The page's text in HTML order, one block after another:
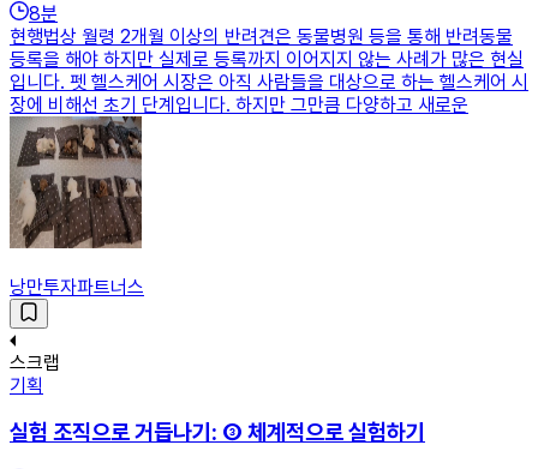
8분
현행법상 월령 2개월 이상의 반려견은 동물병원 등을 통해 반려동물
등록을 해야 하지만 실제로 등록까지 이어지지 않는 사례가 많은 현실
입니다. 펫 헬스케어 시장은 아직 사람들을 대상으로 하는 헬스케어 시
장에 비해선 초기 단계입니다. 하지만 그만큼 다양하고 새로운
낭만투자파트너스
스크랩
기획
실험 조직으로 거듭나기: ③ 체계적으로 실험하기